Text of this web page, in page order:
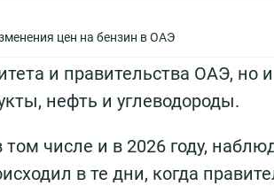
цен на бензин в ОАЭ
и правительства ОАЭ, но
нефть и углеводороды.
числе и в 2026 году,
в те дни, когда